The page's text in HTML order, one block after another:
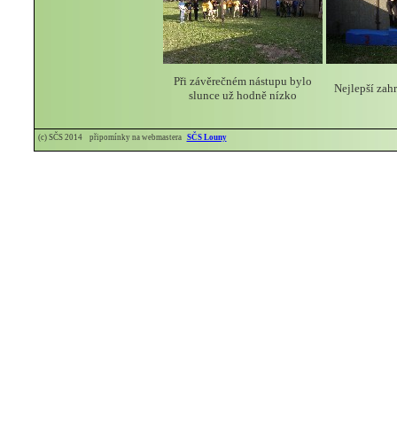
Při závěrečném nástupu bylo
slunce už hodně nízko
Nejlepší
(c) SČS 2014 připomínky na webmastera SČS Louny